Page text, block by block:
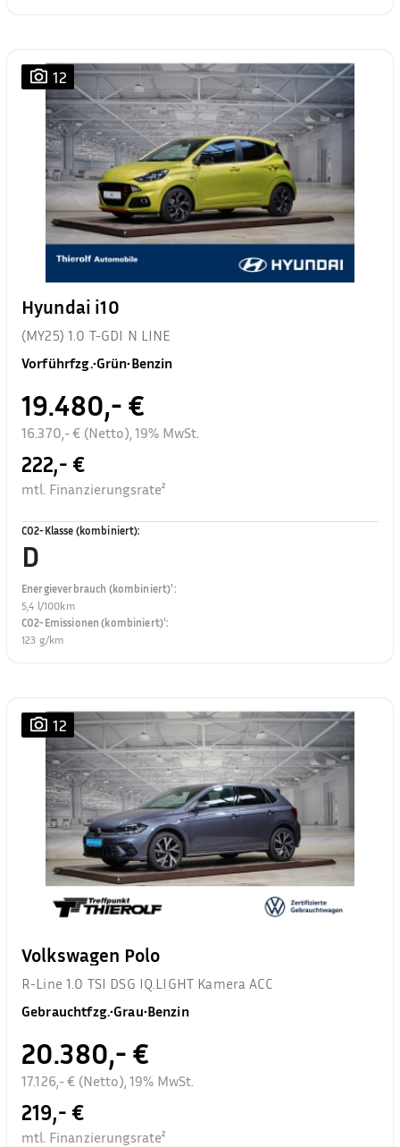
12
Hyundai i10
(MY25) 1.0 T-GDI N LINE
Vorführfzg.•Grün•Benzin
19.480,- €
16.370,- € (Netto), 19% MwSt.
222,- €
mtl. Finanzierungsrate²
CO2-Klasse (kombiniert):
D
Energieverbrauch (kombiniert)¹:
5,4 l/100km
CO2-Emissionen (kombiniert)¹:
123 g/km
12
Volkswagen Polo
R-Line 1.0 TSI DSG IQ.LIGHT Kamera ACC
Gebrauchtfzg.•Grau•Benzin
20.380,- €
17.126,- € (Netto), 19% MwSt.
219,- €
mtl. Finanzierungsrate²